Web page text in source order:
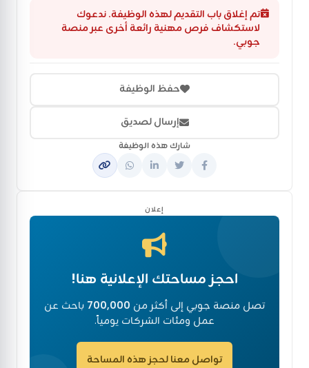
تم إغلاق باب التقديم لهذه الوظيفة. ندعوك
لاستكشاف فرص مهنية رائعة أخرى عبر منصة
جوبي.
حفظ الوظيفة
إرسال لصديق
شارك هذه الوظيفة
إعلان
احجز مساحتك الإعلانية هنا!
تصل منصة جوبي إلى أكثر من 700,000 باحث عن
عمل ومئات الشركات يومياً.
تواصل معنا لحجز هذه المساحة